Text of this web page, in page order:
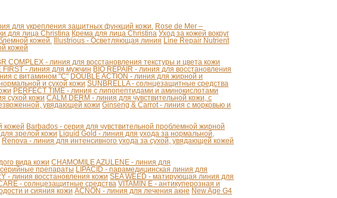
для укрепления защитных функций кожи. Rose de Mer –
для лица Christina Крема для лица Christina Уход за кожей вокруг
кожей. Illustrious - Осветляющая линия Line Repair Nutrient
кожей
COMPLEX - линия для восстановления текстуры и цвета кожи
FIRST - линия для мужчин BIO REPAIR - линия для восстановления
с витамином "С" DOUBLE ACTION - линия для жирной и
и сухой кожи SUNBRELLA - солнцезащитные средства
PERFECT TIME - линия с липопептидами и аминокислотами
сухой кожи CALM DERM - линия для чувствительной кожи, с
увядающей кожи Ginseng & Carrot - линия с морковью и
кожей Barbados - серия для чувствительной проблемной жирной
зрелой кожи Liquid Gold - линия для ухода за нормальной,
Renova - линия для интенсивного ухода за сухой, увядающей кожей
вида кожи CHAMOMILE AZULENE - линия для
препараты LIPACID - парамедицинская линия для
- линия восстановления кожи SEA WEED - матирующая линия для
- солнцезащитные средства VITAMIN E - антикуперозная и
и сияния кожи ACNON - линия для лечения акне New Age G4